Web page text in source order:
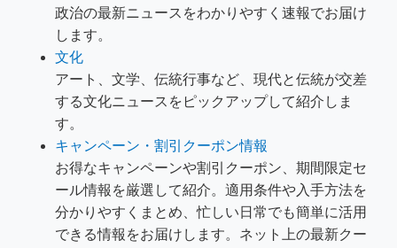
政治の最新ニュースをわかりやすく速報でお届け
します。
文化
アート、文学、伝統行事など、現代と伝統が交差
する文化ニュースをピックアップして紹介しま
す。
キャンペーン・割引クーポン情報
お得なキャンペーンや割引クーポン、期間限定セ
ール情報を厳選して紹介。適用条件や入手方法を
分かりやすくまとめ、忙しい日常でも簡単に活用
できる情報をお届けします。ネット上の最新クー